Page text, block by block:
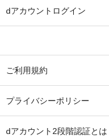
dアカウントログイン
ご利用規約
プライバシーポリシー
dアカウント2段階認証とは